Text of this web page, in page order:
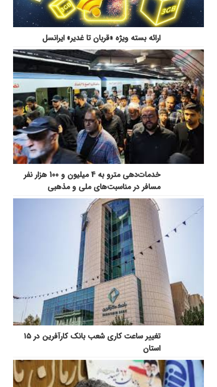
ارائه بسته ویژه «قربان تا غدیر» ایرانسل
خدمات‌دهي مترو به 4 ميليون و 100 هزار نفر
مسافر در مناسبت‌هاي ملي و مذهبي
تغییر ساعت کاری شعب بانک کارآفرین در ۱۵
استان